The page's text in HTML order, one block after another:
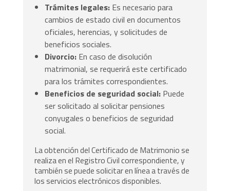
Trámites legales: Es necesario para
cambios de estado civil en documentos
oficiales, herencias, y solicitudes de
beneficios sociales.
Divorcio: En caso de disolución
matrimonial, se requerirá este certificado
para los trámites correspondientes.
Beneficios de seguridad social: Puede
ser solicitado al solicitar pensiones
conyugales o beneficios de seguridad
social.
La obtención del Certificado de Matrimonio se
realiza en el Registro Civil correspondiente, y
también se puede solicitar en línea a través de
los servicios electrónicos disponibles.